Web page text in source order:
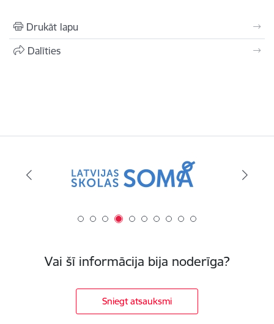
Drukāt lapu
Dalīties
Vai šī informācija bija noderīga?
Sniegt atsauksmi